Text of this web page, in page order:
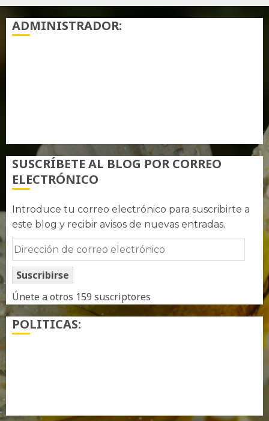
ADMINISTRADOR:
SUSCRÍBETE AL BLOG POR CORREO
ELECTRÓNICO
Introduce tu correo electrónico para suscribirte a
este blog y recibir avisos de nuevas entradas.
Dirección
de
correo
electrónico
Suscribirse
Únete a otros 159 suscriptores
POLITICAS: